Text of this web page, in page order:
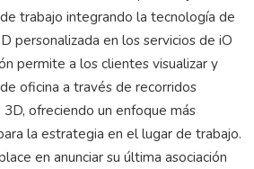
trabajo integrando la tecnología de
personalizada en los servicios de iO
permite a los clientes visualizar y
oficina a través de recorridos
ofreciendo un enfoque más
la estrategia en el lugar de trabajo.
en anunciar su última asociación